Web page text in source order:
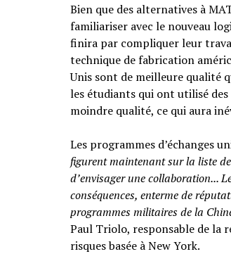
Bien que des alternatives à
familiariser avec le nouveau
finira par compliquer leur
technique de fabrication
Unis sont de meilleure qualité
les étudiants qui ont utilisé
moindre qualité, ce qui aura
Les programmes d’échanges
figurent maintenant sur la liste
d’envisager une collaboration...
conséquences, enterme de
programmes militaires de la
Paul Triolo, responsable de la
risques basée à New York.